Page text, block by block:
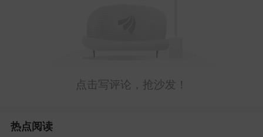
点击写评论，抢沙发！
热点阅读